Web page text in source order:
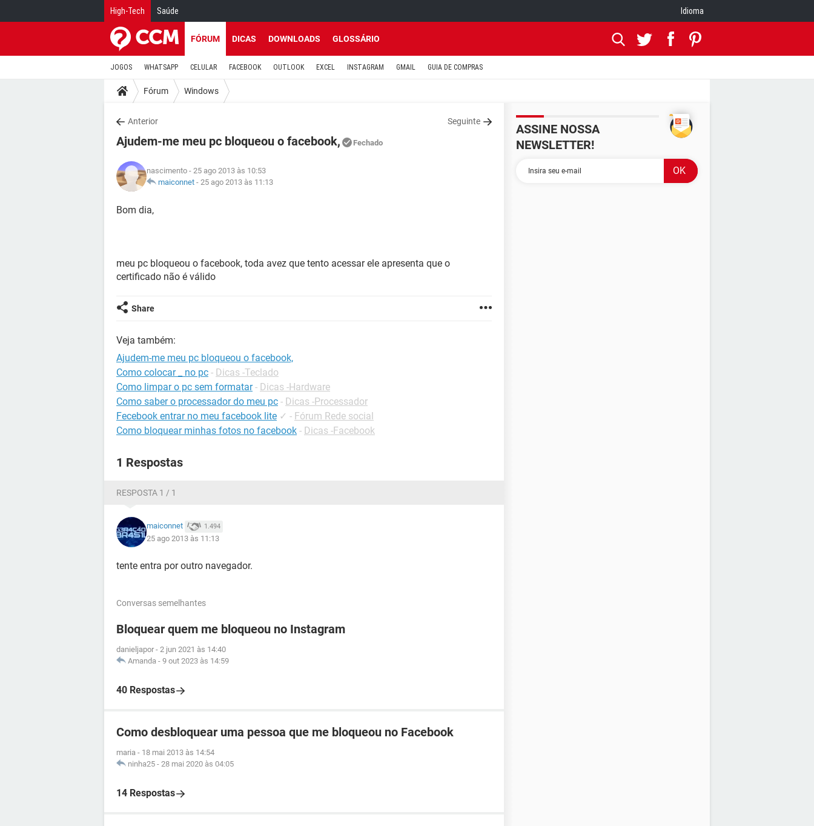
High-Tech Saúde Idioma
FÓRUM DICAS DOWNLOADS GLOSSÁRIO
JOGOS WHATSAPP CELULAR FACEBOOK OUTLOOK EXCEL INSTAGRAM GMAIL GUIA DE COMPRAS
Fórum Windows
Anterior Seguinte
Ajudem-me meu pc bloqueou o facebook, Fechado
nascimento - 25 ago 2013 às 10:53
maiconnet - 25 ago 2013 às 11:13
Bom dia,
meu pc bloqueou o facebook, toda avez que tento acessar ele apresenta que o
certificado não é válido
Share
Veja também:
Ajudem-me meu pc bloqueou o facebook,
Como colocar _ no pc - Dicas -Teclado
Como limpar o pc sem formatar - Dicas -Hardware
Como saber o processador do meu pc - Dicas -Processador
Fecebook entrar no meu facebook lite ✓ - Fórum Rede social
Como bloquear minhas fotos no facebook - Dicas -Facebook
1 Respostas
RESPOSTA 1 / 1
maiconnet 1.494
25 ago 2013 às 11:13
tente entra por outro navegador.
Conversas semelhantes
Bloquear quem me bloqueou no Instagram
danieljapor - 2 jun 2021 às 14:40
Amanda - 9 out 2023 às 14:59
40 Respostas
Como desbloquear uma pessoa que me bloqueou no Facebook
maria - 18 mai 2013 às 14:54
ninha25 - 28 mai 2020 às 04:05
14 Respostas
ASSINE NOSSA
NEWSLETTER!